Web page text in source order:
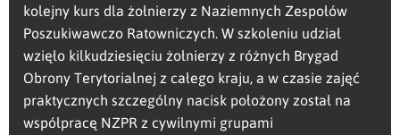
kolejny kurs dla żołnierzy z Naziemnych Zespołów
Poszukiwawczo Ratowniczych. W szkoleniu udział
wzięło kilkudziesięciu żołnierzy z różnych Brygad
Obrony Terytorialnej z całego kraju, a w czasie zajęć
praktycznych szczególny nacisk położony został na
współpracę NZPR z cywilnymi grupami